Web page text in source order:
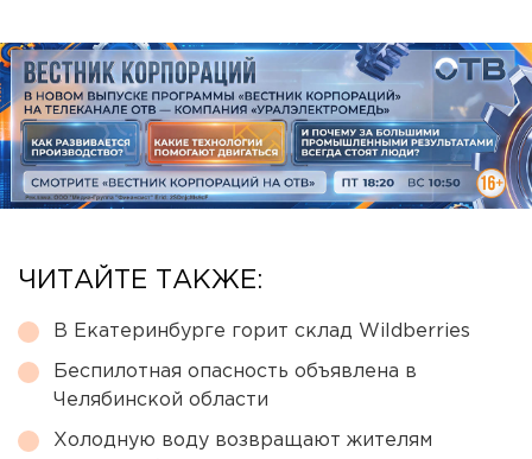
ЧИТАЙТЕ ТАКЖЕ:
В Екатеринбурге горит склад Wildberries
Беспилотная опасность объявлена в
Челябинской области
Холодную воду возвращают жителям